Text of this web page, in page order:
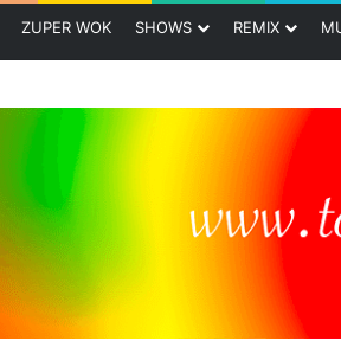
ZUPER WOK SHOWS REMIX